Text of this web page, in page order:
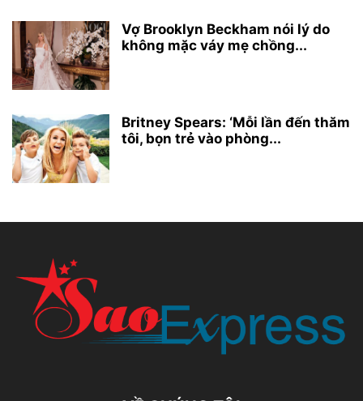
Vợ Brooklyn Beckham nói lý do
không mặc váy mẹ chồng...
Britney Spears: ‘Mỗi lần đến thăm
tôi, bọn trẻ vào phòng...